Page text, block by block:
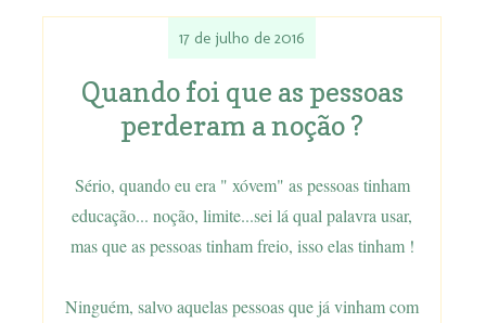
17 de julho de 2016
Quando foi que as pessoas
perderam a noção ?
Sério, quando eu era " xóvem" as pessoas tinham
educação... noção, limite...sei lá qual palavra usar,
mas que as pessoas tinham freio, isso elas tinham !
Ninguém, salvo aquelas pessoas que já vinham com